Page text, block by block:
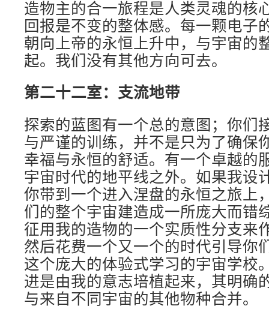
造物主的合一旅程是人类灵魂的核
回报是不变的整体感。每一颗电子
朝向上帝的永恒上升中，与宇宙的
起。我们没有其他方向可去。
第二十二室：支流地带
探索的蓝图有一个总的意图；你们
与严谨的训练，并不是只为了确保
幸福与永恒的舒适。有一个卓越的
宇宙时代的地平线之外。如果我设
你带到一个进入涅盘的永恒之旅上
们的整个宇宙建造成一所庞大而错
征用我的造物的一个实质性分支来
然后花费一个又一个的时代引导你
这个庞大的体验式学习的宇宙学校
进是由我的意志培植起来，其明确
与来自不同宇宙的其他物种合并。